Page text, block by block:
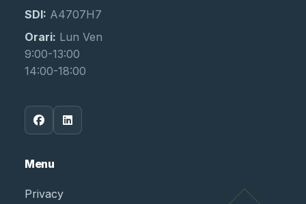
SDI: A4707H7
Orari: Lun Ven
9:00-13:00
14:00-18:00
Menu
Privacy